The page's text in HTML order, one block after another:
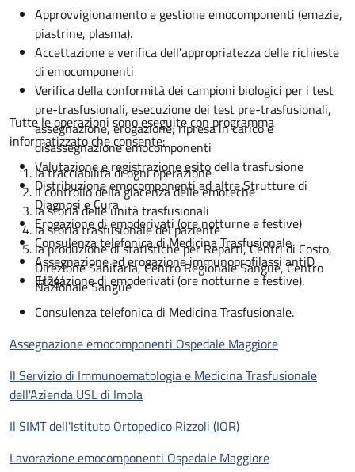
Descrizione
Approvvigionamento e gestione emocomponenti (emazie,
piastrine, plasma).
Accettazione e verifica dell'appropriatezza delle richieste
di emocomponenti
Verifica della conformità dei campioni biologici per i test
pre-trasfusionali, esecuzione dei test pre-trasfusionali,
assegnazione, erogazione; ripresa in carico e
disassegnazione emocomponenti
Valutazione e registrazione esito della trasfusione
Distribuzione emocomponenti ad altre Strutture di
Diagnosi e Cura
Erogazione di emoderivati (ore notturne e festive)
Consulenza telefonica di Medicina Trasfusionale
Assegnazione ed erogazione immunoprofilassi antiD
(H24)
Tutte le operazioni sono eseguite con programma
informatizzato che consente:
la tracciabilità di ogni operazione
il controllo della giacenza delle emoteche
la storia delle unità trasfusionali
la storia trasfusionale del paziente
la produzione di statistiche per Reparti, Centri di Costo,
Direzione Sanitaria, Centro Regionale Sangue, Centro
Nazionale Sangue
Erogazione di emoderivati (ore notturne e festive).
Consulenza telefonica di Medicina Trasfusionale.
Assegnazione emocomponenti Ospedale Maggiore
Il Servizio di Immunoematologia e Medicina Trasfusionale
dell'Azienda USL di Imola
Il SIMT dell'Istituto Ortopedico Rizzoli (IOR)
Lavorazione emocomponenti Ospedale Maggiore